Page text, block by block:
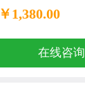
￥1,380.00
在线咨询